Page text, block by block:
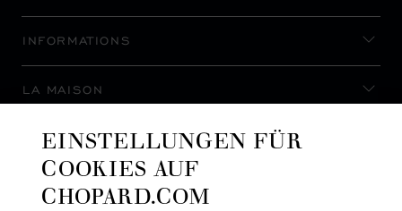
INFORMATIONS
LA MAISON
AUF DEM LAUFENDEN BLEIBEN
EINSTELLUNGEN FÜR
COOKIES AUF
CHOPARD.COM